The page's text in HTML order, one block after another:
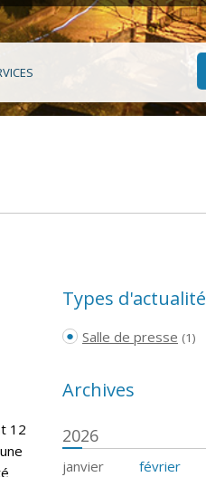
12
Types d'actualité
Salle de presse (1)
Archives
2026
janvier février